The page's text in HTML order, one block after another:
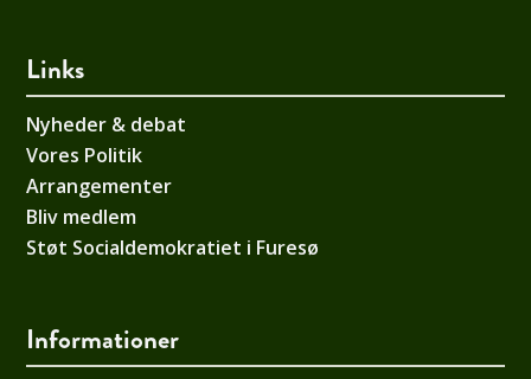
Links
Nyheder & debat
Vores Politik
Arrangementer
Bliv medlem
Støt Socialdemokratiet i Furesø
Informationer